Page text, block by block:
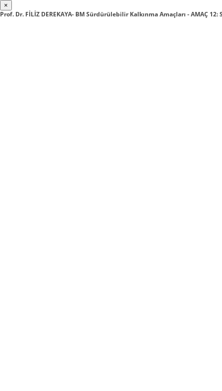
×
Prof. Dr. FİLİZ DEREKAYA- BM Sürdürülebilir Kalkınma Amaçları - AMAÇ 12: